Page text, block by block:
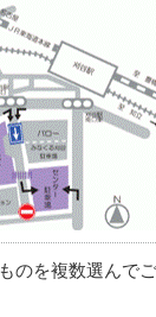
のを複数選んで